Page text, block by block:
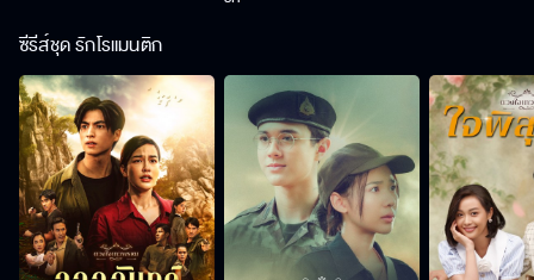
ซีรีส์ชุด รักโรแมนติก